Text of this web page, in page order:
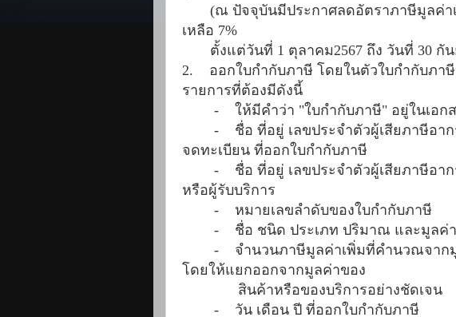
(ณ ปัจจุบันมีประกาศลดอัตราภาษีมูลค่า
เหลือ 7%
ตั้งแต่วันที่ 1 ตุลาคม2567 ถึง วันที่ 30 กัน
2. ออกใบกำกับภาษี โดยในตัวใบกำกับภา
รายการที่ต้องมีดังนี้
- ให้มีคำว่า "ใบกำกับภาษี" อยู่ในเอกส
- ชื่อ ที่อยู่ เลขประจำตัวผู้เสียภาษีอา
จดทะเบียน ที่ออกใบกำกับภาษี
-
ชื่อ ที่อยู่ เลขประจำตัวผู้เสียภาษีอา
หรือผู้รับบริการ
- หมายเลขลำดับของใบกำกับภาษี
- ชื่อ ชนิด ประเภท ปริมาณ และมูลค่
- จำนวนภาษีมูลค่าเพิ่มที่คำนวณจาก
โดยให้แยกออกจากมูลค่าของ
สินค้าหรือของบริการอย่างชัดเจน
- วัน เดือน ปี ที่ออกใบกำกับภาษี